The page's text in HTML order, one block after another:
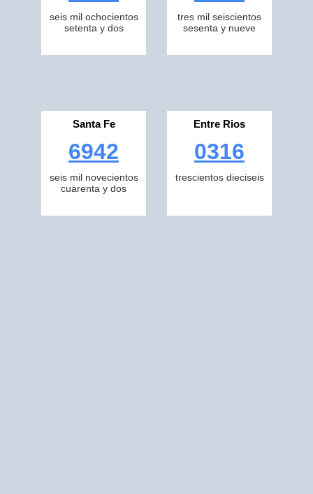
seis mil ochocientos
setenta y dos
tres mil seiscientos
sesenta y nueve
Santa Fe
6942
seis mil novecientos
cuarenta y dos
Entre Rios
0316
trescientos dieciseis